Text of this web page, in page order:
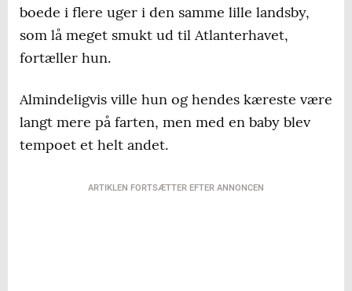
boede i flere uger i den samme lille landsby,
som lå meget smukt ud til Atlanterhavet,
fortæller hun.
Almindeligvis ville hun og hendes kæreste være
langt mere på farten, men med en baby blev
tempoet et helt andet.
ARTIKLEN FORTSÆTTER EFTER ANNONCEN